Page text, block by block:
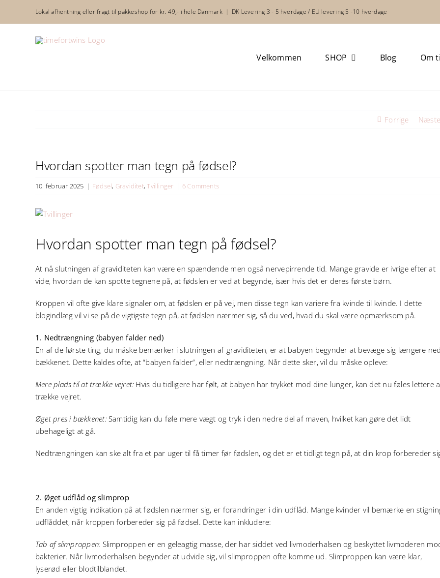
Lokal afhentning eller fragt til pakkeshop for kr. 49,- i hele Danmark | DK Levering 3 - 5 hverdage / EU levering 5 -10 hverdage
Velkommen SHOP Blog Om
Forrige Næste
Hvordan spotter man tegn på fødsel?
10. februar 2025 | Fødsel, Graviditet,Tvillinger | 6 Comments
Se
billede
Hvordan spotter man tegn på fødsel?
At nå slutningen af graviditeten kan være en spændende men også nervepirrende tid. Mange gravide er ivrige efter at
vide, hvordan de kan spotte tegnene på, at fødslen er ved at begynde, især hvis det er deres første børn.
Kroppen vil ofte give klare signaler om, at fødslen er på vej, men disse tegn kan variere fra kvinde til kvinde. I dette
blogindlæg vil vi se på de vigtigste tegn på, at fødslen nærmer sig, så du ved, hvad du skal være opmærksom på.
1. Nedtrængning (babyen falder ned)
En af de første ting, du måske bemærker i slutningen af graviditeten, er at babyen begynder at bevæge sig længere
bækkenet. Dette kaldes ofte, at “babyen falder”, eller nedtrængning. Når dette sker, vil du måske opleve:
Mere plads til at trække vejret: Hvis du tidligere har følt, at babyen har trykket mod dine lunger, kan det nu føles lettere
trække vejret.
Øget pres i bækkenet:Samtidig kan du føle mere vægt og tryk i den nedre del af maven, hvilket kan gøre det lidt
ubehageligt at gå.
Nedtrængningen kan ske alt fra et par uger til få timer før fødslen, og det er et tidligt tegn på, at din krop forbereder
2. Øget udflåd og slimprop
En anden vigtig indikation på at fødslen nærmer sig, er forandringer i din udflåd. Mange kvinder vil bemærke en
udflåddet, når kroppen forbereder sig på fødsel. Dette kan inkludere:
Tab af slimproppen: Slimproppen er en geleagtig masse, der har siddet ved livmoderhalsen og beskyttet livmoderen
bakterier. Når livmoderhalsen begynder at udvide sig, vil slimproppen ofte komme ud. Slimproppen kan være klar,
lyserød eller blodtilblandet.